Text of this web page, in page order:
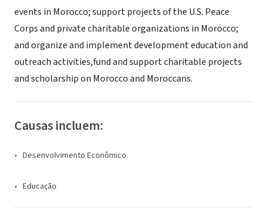
events in Morocco; support projects of the U.S. Peace
Corps and private charitable organizations in Morocco;
and organize and implement development education and
outreach activities,fund and support charitable projects
and scholarship on Morocco and Moroccans.
Causas incluem:
Desenvolvimento Econômico
Educação